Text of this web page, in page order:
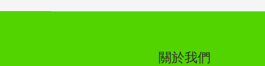
關於我們